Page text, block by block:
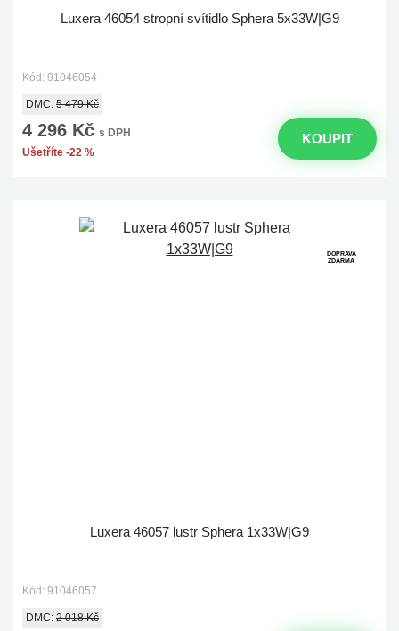
Luxera 46054 stropní svítidlo Sphera 5x33W|G9
Kód: 91046054
DMC: 5 479 Kč
4 296 Kč s DPH
Ušetříte -22 %
KOUPIT
DOPRAVA
ZDARMA
Luxera 46057 lustr Sphera 1x33W|G9
Kód: 91046057
DMC: 2 018 Kč